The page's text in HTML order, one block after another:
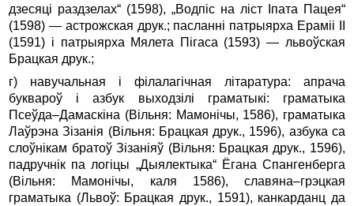
дзесяці раздзелах“ (1598), „Водпіс на ліст Іпата Пацея“
(1598) — астрожская друк.; па­сланні патрыярха Ераміі II
(1591) і патрыярха Мялета Пігаса (1593) — львоўская
Брацкая друк.;
г) навучальная і філалагічная літаратура: апрача
буквароў і азбук выходзілі граматыкі: граматыка
Псеўда–Дамаскіна (Вільня: Мамонічы, 1586), граматыка
Лаўрэна Зізанія (Віль­ня: Брацкая друк., 1596), азбука са
слоўнікам братоў Зізаніяў (Вільня: Брацкая друк., 1596),
падручнік па логіцы „Дыялектыка“ Ёгана Спангенберга
(Вільня: Мамонічы, каля 1586), славяна–грэцкая
граматыка (Львоў: Брацкая друк., 1591), канкарданц да